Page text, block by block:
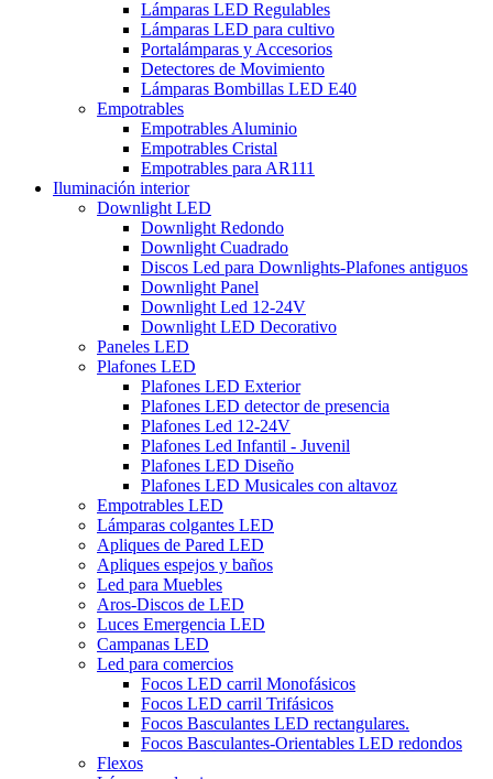
Lámparas LED Regulables
Lámparas LED para cultivo
Portalámparas y Accesorios
Detectores de Movimiento
Lámparas Bombillas LED E40
Empotrables
Empotrables Aluminio
Empotrables Cristal
Empotrables para AR111
Iluminación interior
Downlight LED
Downlight Redondo
Downlight Cuadrado
Discos Led para Downlights-Plafones antiguos
Downlight Panel
Downlight Led 12-24V
Downlight LED Decorativo
Paneles LED
Plafones LED
Plafones LED Exterior
Plafones LED detector de presencia
Plafones Led 12-24V
Plafones Led Infantil - Juvenil
Plafones LED Diseño
Plafones LED Musicales con altavoz
Empotrables LED
Lámparas colgantes LED
Apliques de Pared LED
Apliques espejos y baños
Led para Muebles
Aros-Discos de LED
Luces Emergencia LED
Campanas LED
Led para comercios
Focos LED carril Monofásicos
Focos LED carril Trifásicos
Focos Basculantes LED rectangulares.
Focos Basculantes-Orientables LED redondos
Flexos